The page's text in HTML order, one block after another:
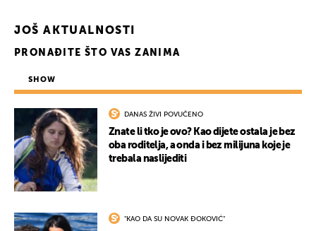
JOŠ AKTUALNOSTI
PRONAĐITE ŠTO VAS ZANIMA
SHOW
DANAS ŽIVI POVUČENO
Znate li tko je ovo? Kao dijete ostala je bez
oba roditelja, a onda i bez milijuna koje je
trebala naslijediti
"KAO DA SU NOVAK ĐOKOVIĆ"